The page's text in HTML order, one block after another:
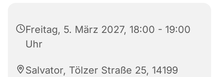
Freitag, 5. März 2027, 18:00 - 19:00
Uhr
Salvator, Tölzer Straße 25, 14199